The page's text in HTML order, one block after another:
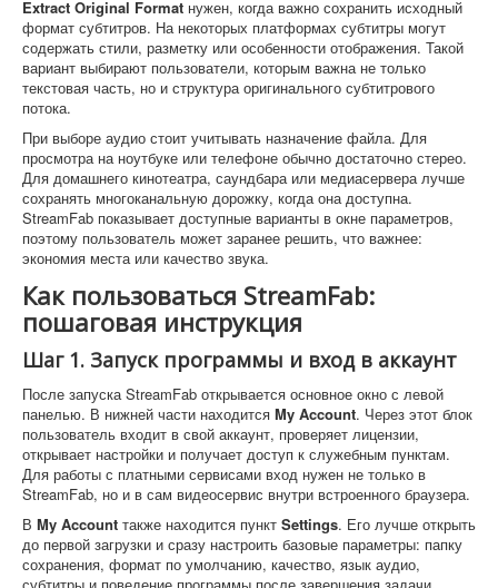
Extract Original Format нужен, когда важно сохранить исходный
формат субтитров. На некоторых платформах субтитры могут
содержать стили, разметку или особенности отображения. Такой
вариант выбирают пользователи, которым важна не только
текстовая часть, но и структура оригинального субтитрового
потока.
При выборе аудио стоит учитывать назначение файла. Для
просмотра на ноутбуке или телефоне обычно достаточно стерео.
Для домашнего кинотеатра, саундбара или медиасервера лучше
сохранять многоканальную дорожку, когда она доступна.
StreamFab показывает доступные варианты в окне параметров,
поэтому пользователь может заранее решить, что важнее:
экономия места или качество звука.
Как пользоваться StreamFab:
пошаговая инструкция
Шаг 1. Запуск программы и вход в аккаунт
После запуска StreamFab открывается основное окно с левой
панелью. В нижней части находится My Account. Через этот блок
пользователь входит в свой аккаунт, проверяет лицензии,
открывает настройки и получает доступ к служебным пунктам.
Для работы с платными сервисами вход нужен не только в
StreamFab, но и в сам видеосервис внутри встроенного браузера.
В My Account также находится пункт Settings. Его лучше открыть
до первой загрузки и сразу настроить базовые параметры: папку
сохранения, формат по умолчанию, качество, язык аудио,